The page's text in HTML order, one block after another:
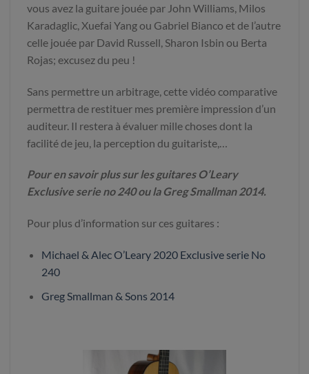
vous avez la guitare jouée par John Williams, Milos
Karadaglic, Xuefai Yang ou Gabriel Bianco et de l’autre
celle jouée par David Russell, Sharon Isbin ou Berta
Rojas; excusez du peu !
Sans permettre un arbitrage, cette vidéo comparative
permettra de restituer mes première impression d’un
auditeur. Il restera à évaluer mille choses dont la
facilité de jeu, la perception du guitariste,…
Pour en savoir plus sur les guitares O’Leary
Exclusive serie no 240 ou la Greg Smallman 2014.
Pour plus d’information sur ces guitares :
Michael & Alec O’Leary 2020 Exclusive serie No
240
Greg Smallman & Sons 2014